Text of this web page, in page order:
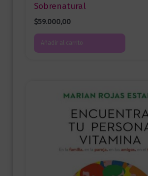
Sobrenatural
$59.000,00
Añadir al carrito